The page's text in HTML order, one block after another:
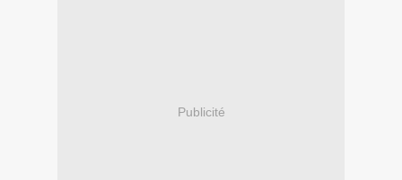
Publicité